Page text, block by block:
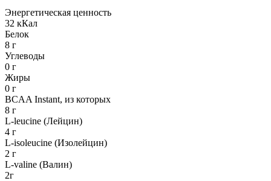
Энергетическая ценность
32 кКал
Белок
8 г
Углеводы
0 г
Жиры
0 г
BCAA Instant, из которых
8 г
L-leucine (Лейцин)
4 г
L-isoleucine (Изолейцин)
2 г
L-valine (Валин)
2г